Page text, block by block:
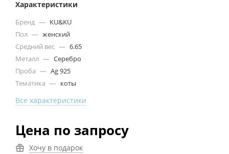
Характеристики
Бренд — KU&KU
Пол — женский
Средний вес — 6.65
Металл — Серебро
Проба — Ag 925
Тематика — коты
Все характеристики
Цена по запросу
Хочу в подарок